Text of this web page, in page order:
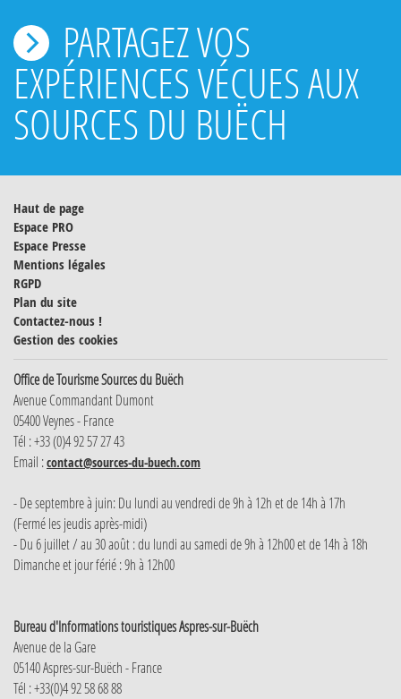
PARTAGEZ VOS
EXPÉRIENCES VÉCUES AUX
SOURCES DU BUËCH
Haut de page
Espace PRO
Espace Presse
Mentions légales
RGPD
Plan du site
Contactez-nous !
Gestion des cookies
Office de Tourisme Sources du Buëch
Avenue Commandant Dumont
05400 Veynes - France
Tél : +33 (0)4 92 57 27 43
Email :contact@sources-du-buech.com
- De septembre à juin: Du lundi au vendredi de 9h à 12h et de 14h à 17h
(Fermé les jeudis après-midi)
- Du 6 juillet / au 30 août : du lundi au samedi de 9h à 12h00 et de 14h à 18h
Dimanche et jour férié : 9h à 12h00
Bureau d'Informations touristiques Aspres-sur-Buëch
Avenue de la Gare
05140 Aspres-sur-Buëch - France
Tél : +33(0)4 92 58 68 88